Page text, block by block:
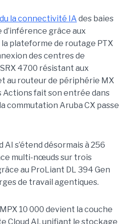
la connectivité IA des baies
d’inférence grâce aux
plateforme de routage PTX
des centres de
4700 résistant aux
au routeur de périphérie MX
Actions fait son entrée dans
commutation Aruba CX passe
s’étend désormais à 256
multi-nœuds sur trois
au ProLiant DL 394 Gen
de travail agentiques.
10 000 devient la couche
Cloud AI, unifiant le stockage